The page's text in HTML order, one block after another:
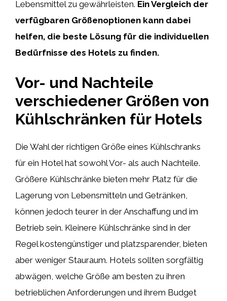
Lebensmittel zu gewährleisten. Ein Vergleich der
verfügbaren Größenoptionen kann dabei
helfen, die beste Lösung für die individuellen
Bedürfnisse des Hotels zu finden.
Vor- und Nachteile
verschiedener Größen von
Kühlschränken für Hotels
Die Wahl der richtigen Größe eines Kühlschranks
für ein Hotel hat sowohl Vor- als auch Nachteile.
Größere Kühlschränke bieten mehr Platz für die
Lagerung von Lebensmitteln und Getränken,
können jedoch teurer in der Anschaffung und im
Betrieb sein. Kleinere Kühlschränke sind in der
Regel kostengünstiger und platzsparender, bieten
aber weniger Stauraum. Hotels sollten sorgfältig
abwägen, welche Größe am besten zu ihren
betrieblichen Anforderungen und ihrem Budget